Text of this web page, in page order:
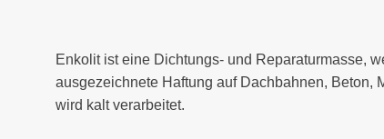
Enkolit ist eine Dichtungs- und Reparaturmasse,
ausgezeichnete Haftung auf Dachbahnen, Beton,
wird kalt verarbeitet.